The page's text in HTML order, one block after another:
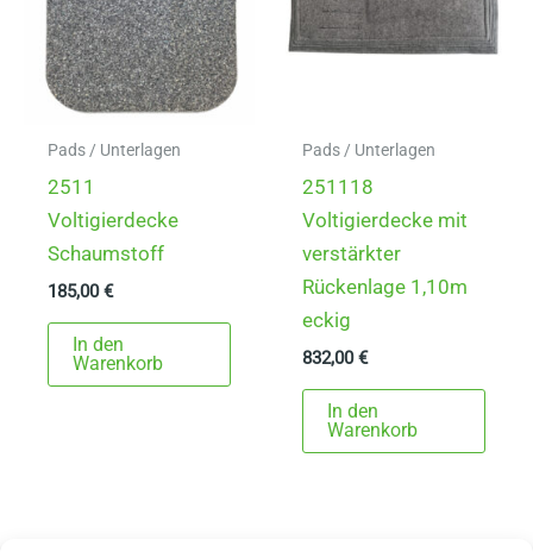
Pads / Unterlagen
2511
Voltigierdecke
Schaumstoff
185,00€
In den
Warenkorb
Pads / Unterlagen
251118
Voltigierdecke mit
verstärkter
Rückenlage 1,10m
eckig
832,00€
In den
Warenkorb